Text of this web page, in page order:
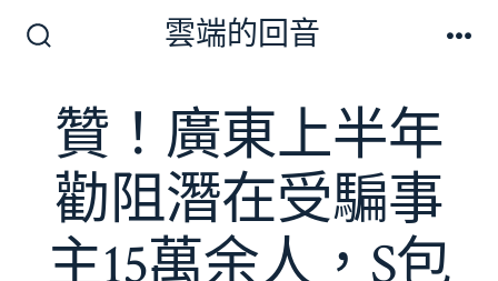
切
換
開
關
雲端的回音
贊！廣東上半年
勸阻潛在受騙事
主15萬余人，S包